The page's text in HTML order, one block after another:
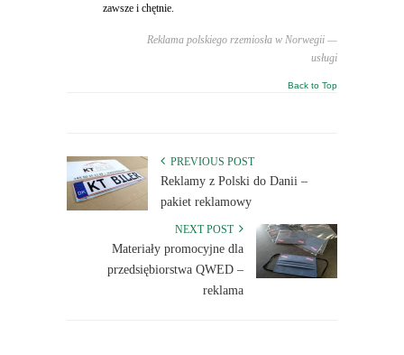
zawsze i chętnie.
Reklama polskiego rzemiosła w Norwegii —
usługi
Back to Top
PREVIOUS POST
Reklamy z Polski do Danii –
pakiet reklamowy
NEXT POST
Materiały promocyjne dla
przedsiębiorstwa QWED –
reklama